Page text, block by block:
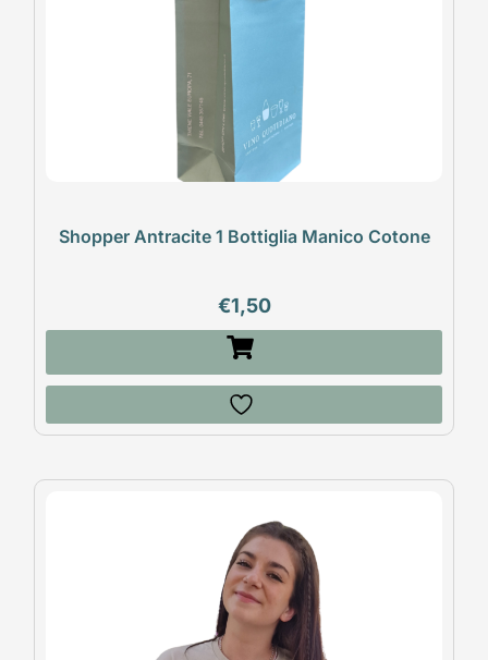
Shopper Antracite 1 Bottiglia Manico Cotone
€1,50